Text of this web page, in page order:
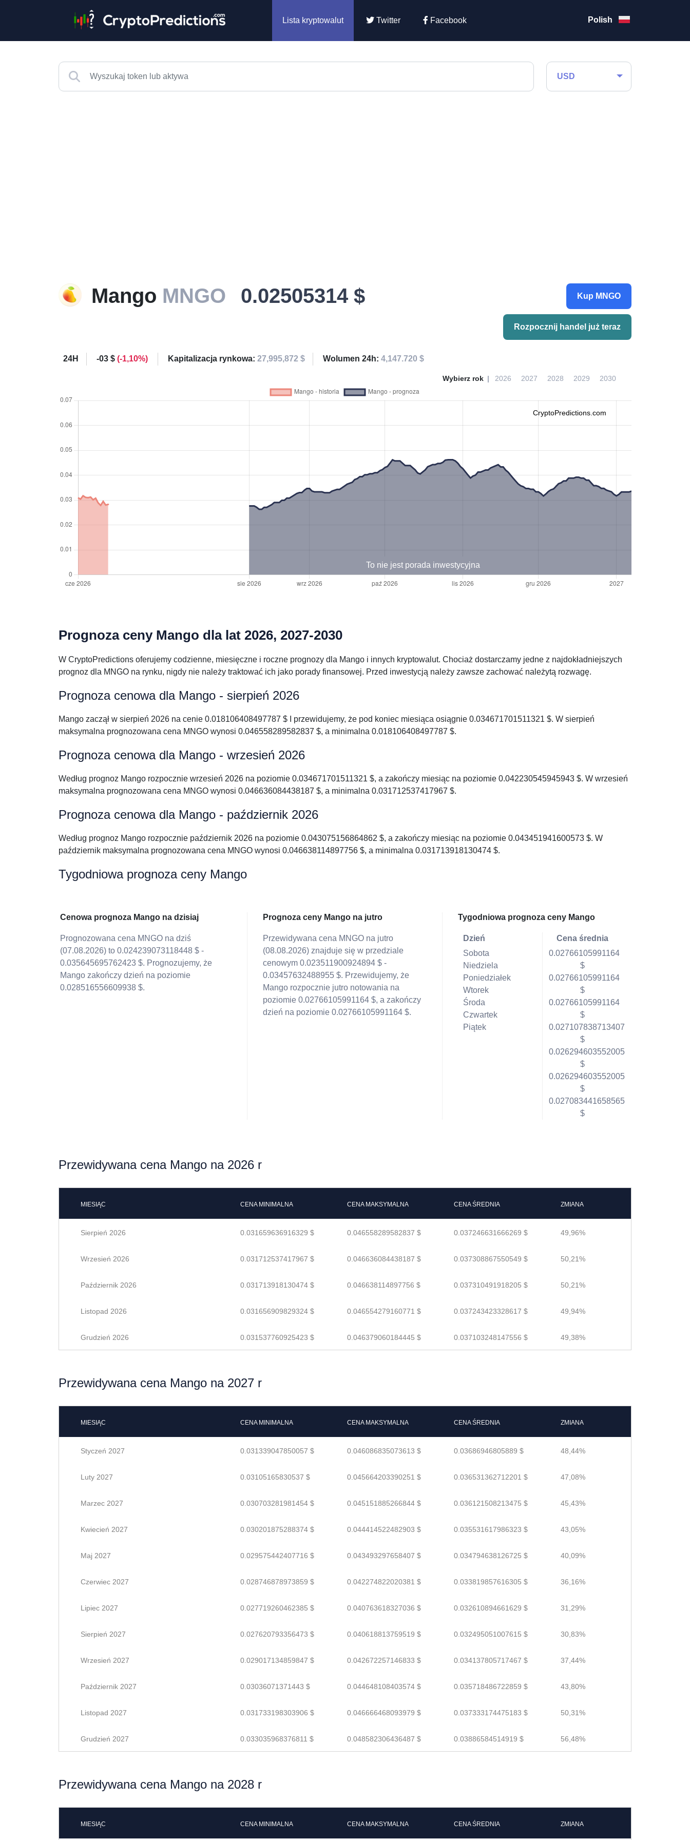
Lista kryptowalut Twitter Facebook Polish
USD
Mango MNGO 0.02505314 $ Kup MNGO
Rozpocznij handel już teraz
24H -03 $ (-1,10%) Kapitalizacja rynkowa: 27,995,872 $ Wolumen 24h: 4,147.720 $
Wybierz rok 2026 2027 2028 2029 2030
CryptoPredictions.com
To nie jest porada inwestycyjna
Prognoza ceny Mango dla lat 2026, 2027-2030
W CryptoPredictions oferujemy codzienne, miesięczne i roczne prognozy dla Mango i innych kryptowalut. Chociaż dostarczamy jedne z najdokładniejszych
prognoz dla MNGO na rynku, nigdy nie należy traktować ich jako porady finansowej. Przed inwestycją należy zawsze zachować należytą rozwagę.
Prognoza cenowa dla Mango - sierpień 2026
Mango zaczął w sierpień 2026 na cenie 0.018106408497787 $ I przewidujemy, że pod koniec miesiąca osiągnie 0.034671701511321 $. W sierpień
maksymalna prognozowana cena MNGO wynosi 0.046558289582837 $, a minimalna 0.018106408497787 $.
Prognoza cenowa dla Mango - wrzesień 2026
Według prognoz Mango rozpocznie wrzesień 2026 na poziomie 0.034671701511321 $, a zakończy miesiąc na poziomie 0.042230545945943 $. W wrzesień
maksymalna prognozowana cena MNGO wynosi 0.046636084438187 $, a minimalna 0.031712537417967 $.
Prognoza cenowa dla Mango - październik 2026
Według prognoz Mango rozpocznie październik 2026 na poziomie 0.043075156864862 $, a zakończy miesiąc na poziomie 0.043451941600573 $. W
październik maksymalna prognozowana cena MNGO wynosi 0.046638114897756 $, a minimalna 0.031713918130474 $.
Tygodniowa prognoza ceny Mango
Cenowa prognoza Mango na dzisiaj
Prognozowana cena MNGO na dziś
(07.08.2026) to 0.024239073118448 $ -
0.035645695762423 $. Prognozujemy, że
Mango zakończy dzień na poziomie
0.028516556609938 $.
Prognoza ceny Mango na jutro
Przewidywana cena MNGO na jutro
(08.08.2026) znajduje się w przedziale
cenowym 0.023511900924894 $ -
0.03457632488955 $. Przewidujemy, że
Mango rozpocznie jutro notowania na
poziomie 0.02766105991164 $, a zakończy
dzień na poziomie 0.02766105991164 $.
Tygodniowa prognoza ceny Mango
Dzień
Sobota
Niedziela
Poniedziałek
Wtorek
Środa
Czwartek
Piątek
Cena średnia
0.02766105991164
$
0.02766105991164
$
0.02766105991164
$
0.027107838713407
$
0.026294603552005
$
0.026294603552005
$
0.027083441658565
$
Przewidywana cena Mango na 2026 r
MIESIĄC CENA MINIMALNA CENA MAKSYMALNA CENA ŚREDNIA ZMIANA
Sierpień 2026 0.031659636916329 $ 0.046558289582837 $ 0.037246631666269 $ 49,96%
Wrzesień 2026 0.031712537417967 $ 0.046636084438187 $ 0.037308867550549 $ 50,21%
Październik 2026 0.031713918130474 $ 0.046638114897756 $ 0.037310491918205 $ 50,21%
Listopad 2026 0.031656909829324 $ 0.046554279160771 $ 0.037243423328617 $ 49,94%
Grudzień 2026 0.031537760925423 $ 0.046379060184445 $ 0.037103248147556 $ 49,38%
Przewidywana cena Mango na 2027 r
MIESIĄC CENA MINIMALNA CENA MAKSYMALNA CENA ŚREDNIA ZMIANA
Styczeń 2027 0.031339047850057 $ 0.046086835073613 $ 0.03686946805889 $ 48,44%
Luty 2027 0.03105165830537 $ 0.045664203390251 $ 0.036531362712201 $ 47,08%
Marzec 2027 0.030703281981454 $ 0.045151885266844 $ 0.036121508213475 $ 45,43%
Kwiecień 2027 0.030201875288374 $ 0.044414522482903 $ 0.035531617986323 $ 43,05%
Maj 2027 0.029575442407716 $ 0.043493297658407 $ 0.034794638126725 $ 40,09%
Czerwiec 2027 0.028746878973859 $ 0.042274822020381 $ 0.033819857616305 $ 36,16%
Lipiec 2027 0.027719260462385 $ 0.040763618327036 $ 0.032610894661629 $ 31,29%
Sierpień 2027 0.027620793356473 $ 0.040618813759519 $ 0.032495051007615 $ 30,83%
Wrzesień 2027 0.029017134859847 $ 0.042672257146833 $ 0.034137805717467 $ 37,44%
Październik 2027 0.03036071371443 $ 0.044648108403574 $ 0.035718486722859 $ 43,80%
Listopad 2027 0.031733198303906 $ 0.046666468093979 $ 0.037333174475183 $ 50,31%
Grudzień 2027 0.033035968376811 $ 0.048582306436487 $ 0.03886584514919 $ 56,48%
Przewidywana cena Mango na 2028 r
MIESIĄC CENA MINIMALNA CENA MAKSYMALNA CENA ŚREDNIA ZMIANA